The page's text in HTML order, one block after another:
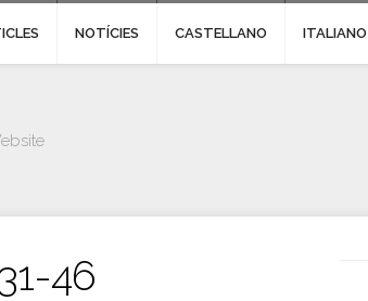
NOTÍCIES CASTELLANO ITALIANO
46